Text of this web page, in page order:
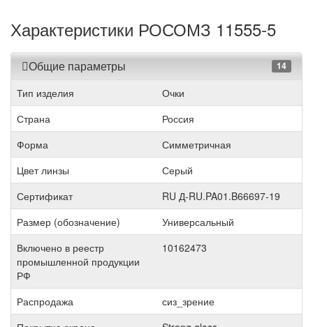
Характеристики РОСОМЗ 11555-5
Общие параметры 14
Тип изделия
Очки
Страна
Россия
Форма
Симметричная
Цвет линзы
Серый
Сертификат
RU Д-RU.PA01.B66697-19
Размер (обозначение)
Универсальный
Включено в реестр
промышленной продукции
РФ
10162473
Распродажа
сиз_зрение